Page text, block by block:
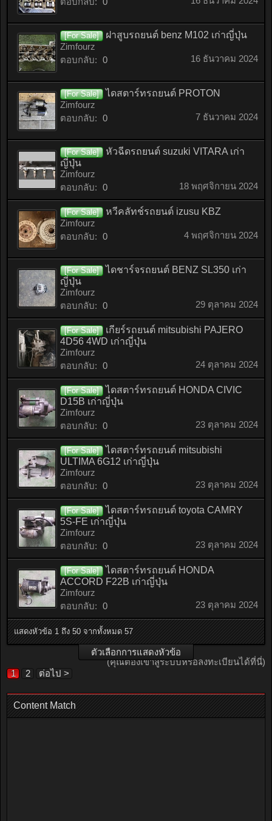
[For Sale]
ฝาสูบรถยนต์ benz M102 เก่าญี่ปุ่น
Zimfourz
ตอบกลับ: 0 16 ธันวาคม 2024
[For Sale]
ไดสตาร์ทรถยนต์ PROTON
Zimfourz
ตอบกลับ: 0 7 ธันวาคม 2024
[For Sale]
หัวฉีดรถยนต์ suzuki VITARA เก่า
ญี่ปุ่น
Zimfourz
ตอบกลับ: 0 18 พฤศจิกายน 2024
[For Sale]
หวีคลัทช์รถยนต์ izusu KBZ
Zimfourz
ตอบกลับ: 0 4 พฤศจิกายน 2024
[For Sale]
ไดชาร์จรถยนต์ BENZ SL350 เก่า
ญี่ปุ่น
Zimfourz
ตอบกลับ: 0 29 ตุลาคม 2024
[For Sale]
เกียร์รถยนต์ mitsubishi PAJERO
4D56 4WD เก่าญี่ปุ่น
Zimfourz
ตอบกลับ: 0 24 ตุลาคม 2024
[For Sale]
ไดสตาร์ทรถยนต์ HONDA CIVIC
D15B เก่าญี่ปุ่น
Zimfourz
ตอบกลับ: 0 23 ตุลาคม 2024
[For Sale]
ไดสตาร์ทรถยนต์ mitsubishi
ULTIMA 6G12 เก่าญี่ปุ่น
Zimfourz
ตอบกลับ: 0 23 ตุลาคม 2024
[For Sale]
ไดสตาร์ทรถยนต์ toyota CAMRY
5S-FE เก่าญี่ปุ่น
Zimfourz
ตอบกลับ: 0 23 ตุลาคม 2024
[For Sale]
ไดสตาร์ทรถยนต์ HONDA
ACCORD F22B เก่าญี่ปุ่น
Zimfourz
ตอบกลับ: 0 23 ตุลาคม 2024
แสดงหัวข้อ 1 ถึง 50 จากทั้งหมด 57
ตัวเลือกการแสดงหัวข้อ
(คุณต้องเข้าสู่ระบบหรือลงทะเบียนได้ที่นี่)
1
2 ต่อไป >
Content Match